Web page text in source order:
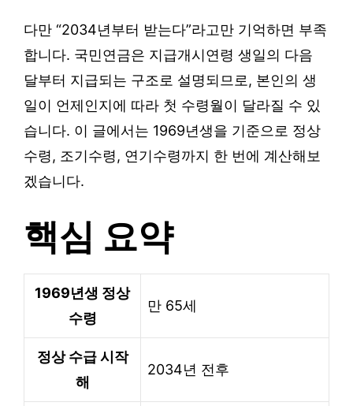
다만 “2034년부터 받는다”라고만 기억하면 부족
합니다. 국민연금은 지급개시연령 생일의 다음
달부터 지급되는 구조로 설명되므로, 본인의 생
일이 언제인지에 따라 첫 수령월이 달라질 수 있
습니다. 이 글에서는 1969년생을 기준으로 정상
수령, 조기수령, 연기수령까지 한 번에 계산해보
겠습니다.
핵심 요약
1969년생 정상
수령
만 65세
정상 수급 시작
해
2034년 전후